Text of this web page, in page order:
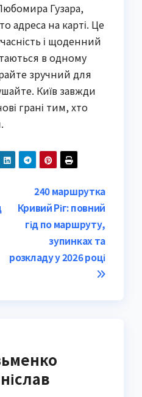
Гузара,
адреса на карті. Це
і щоденний
в одному
зручний для
Київ завжди
грані тим, хто
240 маршрутка
Кривий Ріг: повний
гід по маршруту,
зупинках та
розкладу у 2026 році